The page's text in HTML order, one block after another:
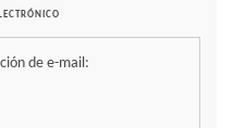
de e-mail: